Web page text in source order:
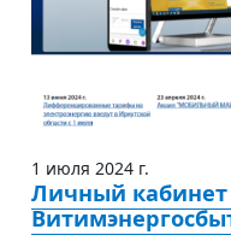
1 июля 2024 г.
Личный